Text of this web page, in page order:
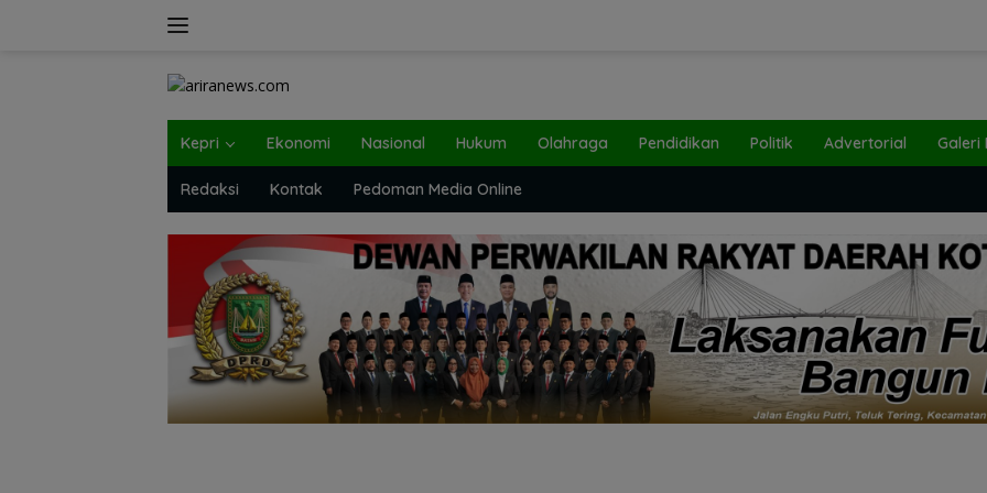
Kepri Ekonomi Nasional Hukum Olahraga Pendidikan Politik Advertorial Galeri
Redaksi Kontak Pedoman Media Online